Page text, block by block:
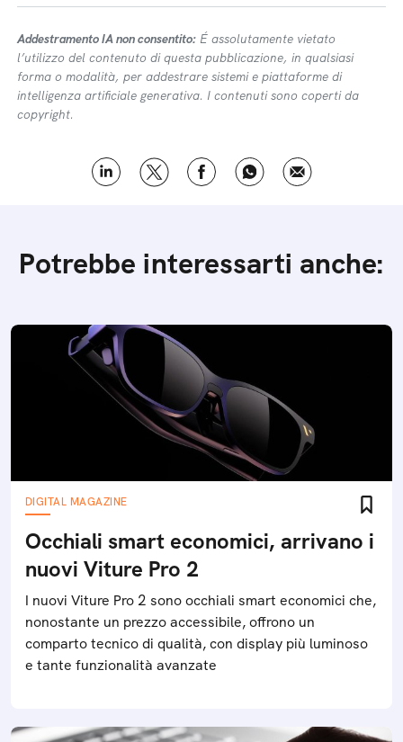
Addestramento IA non consentito: É assolutamente vietato
l’utilizzo del contenuto di questa pubblicazione, in qualsiasi
forma o modalità, per addestrare sistemi e piattaforme di
intelligenza artificiale generativa. I contenuti sono coperti da
copyright.
Potrebbe interessarti anche:
DIGITAL MAGAZINE
Occhiali smart economici, arrivano i
nuovi Viture Pro 2
I nuovi Viture Pro 2 sono occhiali smart economici che,
nonostante un prezzo accessibile, offrono un
comparto tecnico di qualità, con display più luminoso
e tante funzionalità avanzate